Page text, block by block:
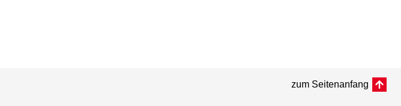
zum Seitenanfang